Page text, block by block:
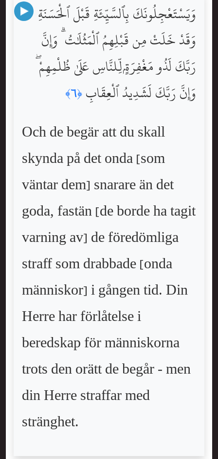
وَيَسْتَعْجِلُونَكَ بِٱلسَّيِّئَةِ قَبْلَ ٱلْحَسَنَةِ
وَقَدْ خَلَتْ مِن قَبْلِهِمُ ٱلْمَثُلَٰتُ ۗ وَإِنَّ
رَبَّكَ لَذُو مَغْفِرَةٍۢ لِّلنَّاسِ عَلَىٰ ظُلْمِهِمْ ۖ
وَإِنَّ رَبَّكَ لَشَدِيدُ ٱلْعِقَابِ ﴿٦﴾
Och de begär att du skall
skynda på det onda [som
väntar dem] snarare än det
goda, fastän [de borde ha tagit
varning av] de föredömliga
straff som drabbade [onda
människor] i gången tid. Din
Herre har förlåtelse i
beredskap för människorna
trots den orätt de begår - men
din Herre straffar med
stränghet.